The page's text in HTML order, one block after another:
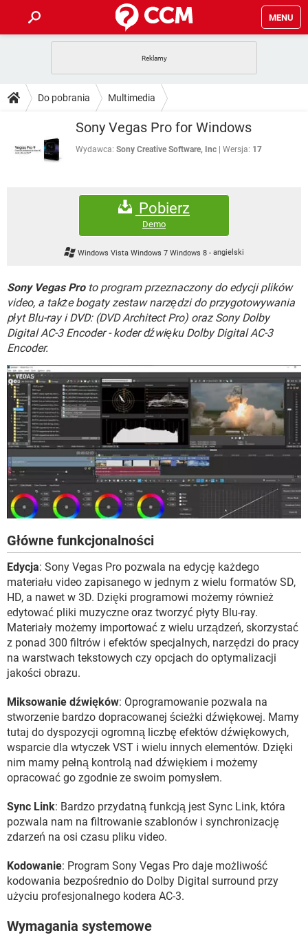
MENU
GRY WHATSAPP
NETFLIX
INSTAGRAM FACEBOOK
PORADY
PlayStation
SPOTIFY
ANDROID TIKTOK
NETFLIX
FACEBOOK
FORUM
WHATSAPP
NETFLIX
FACEBOOK
TIKTOK
INSTAGRAM FACEBOOK
WINDOWS 10
Do pobrania Multimedia
Sony Vegas Pro for Windows
Wydawca: Sony Creative Software, Inc Wersja: 17
Pobierz
Demo
Windows Vista Windows 7 Windows 8-angielski
Sony Vegas Proto program przeznaczony do edycji plików
video, a także bogaty zestaw narzędzi do przygotowywania
płyt Blu-ray i DVD: (DVD Architect Pro) oraz Sony Dolby
Digital AC-3 Encoder - koder dźwięku Dolby Digital AC-3
Encoder.
Główne funkcjonalności
Edycja: Sony Vegas Pro pozwala na edycję każdego
materiału video zapisanego w jednym z wielu formatów SD,
HD, a nawet w 3D. Dzięki programowi możemy również
edytować pliki muzyczne oraz tworzyć płyty Blu-ray.
Materiały możemy importować z wielu urządzeń, skorzystać
z ponad 300 filtrów i efektów specjalnych, narzędzi do pracy
na warstwach tekstowych czy opcjach do optymalizacji
jakości obrazu.
Miksowanie dźwięków: Oprogramowanie pozwala na
stworzenie bardzo dopracowanej ścieżki dźwiękowej. Mamy
tutaj do dyspozycji ogromną liczbę efektów dźwiękowych,
wsparcie dla wtyczek VST i wielu innych elementów. Dzięki
nim mamy pełną kontrolą nad dźwiękiem i możemy
opracować go zgodnie ze swoim pomysłem.
Sync Link: Bardzo przydatną funkcją jest Sync Link, która
pozwala nam na filtrowanie szablonów i synchronizację
zdarzeń na osi czasu pliku video.
Kodowanie: Program Sony Vegas Pro daje możliwość
kodowania bezpośrednio do Dolby Digital surround przy
użyciu profesjonalnego kodera AC-3.
Wymagania systemowe